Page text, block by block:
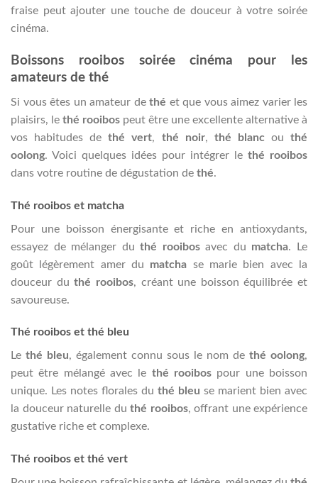
fraise peut ajouter une touche de douceur à votre soirée
cinéma.
Boissons rooibos soirée cinéma pour les
amateurs de thé
Si vous êtes un amateur de thé et que vous aimez varier les
plaisirs, le thé rooibos peut être une excellente alternative à
vos habitudes dethé vert, thé noir, thé blancouthé
oolong. Voici quelques idées pour intégrer le thé rooibos
dans votre routine de dégustation de thé.
Thé rooibos et matcha
Pour une boisson énergisante et riche en antioxydants,
essayez de mélanger duthé rooibosavec du matcha. Le
goût légèrement amer du matcha se marie bien avec la
douceur duthé rooibos, créant une boisson équilibrée et
savoureuse.
Thé rooibos et thé bleu
Le thé bleu, également connu sous le nom de thé oolong,
peut être mélangé avec le thé rooibos pour une boisson
unique. Les notes florales du thé bleu se marient bien avec
la douceur naturelle du thé rooibos, offrant une expérience
gustative riche et complexe.
Thé rooibos et thé vert